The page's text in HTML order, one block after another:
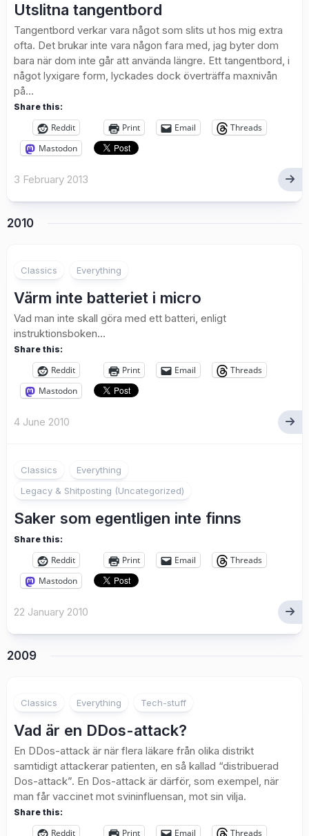
Utslitna tangentbord
Tangentbord verkar vara något som slits ut hos mig extra
ofta. Det brukar inte vara någon fara med, jag byter dom
bara när dom inte går att använda längre. Ett tangentbord, i
något lyxigare form, lyckades dock överträffa maxnivån
på...
Share this:
Reddit Print Email
Threads
Mastodon
3 February 2013
2010
Classics Everything
Värm inte batteriet i micro
Vad man inte skall göra med ett batteri, enligt
instruktionsboken…
Share this:
Reddit Print Email
Threads
Mastodon
4 June 2010
Classics
Everything
Legacy & Shitposting (Uncategorized)
Saker som egentligen inte finns
Share this:
Reddit Print Email
Threads
Mastodon
22 January 2010
2009
Classics Everything Tech-stuff
Vad är en DDos-attack?
En DDos-attack är när flera läkare från olika distrikt
samtidigt attackerar patienten, en så kallad “distribuerad
Dos-attack”. En Dos-attack är därför, som exempel, när
man får vaccinet mot svininfluensan, mot sin vilja.
Share this:
Reddit Print Email Threads